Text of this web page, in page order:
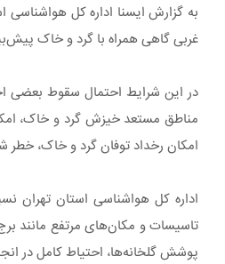
غربی گاهی همراه با گرد و خاک
در این شرایط احتمال سقوط بعضی
مناطق مستعد خیزش گرد و خاک،
امکان رخداد توفان گرد و خاک،
اداره کل هواشناسی استان تهران
تاسیسات و مکان‌های مرتفع مانند
پوشش گلخانه‌ها، احتیاط کامل در